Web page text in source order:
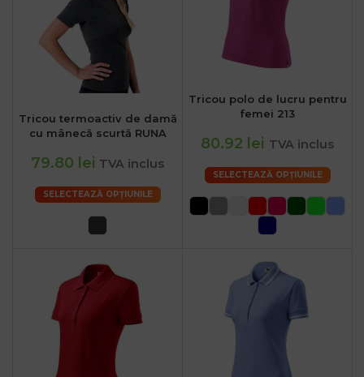
Tricou termoactiv de damă
cu mânecă scurtă RUNA
79.80 lei TVA inclus
SELECTEAZĂ OPȚIUNILE
Tricou polo de lucru pentru
femei 213
80.92 lei TVA inclus
SELECTEAZĂ OPȚIUNILE